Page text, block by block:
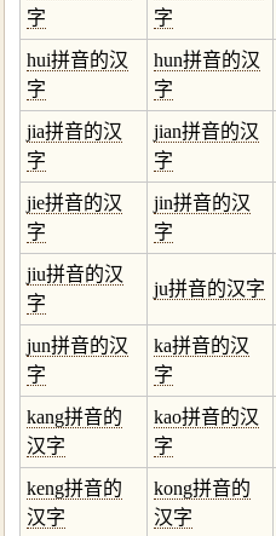
字
字
hui拼音的汉
字
hun拼音的汉
字
jia拼音的汉
字
jian拼音的汉
字
jie拼音的汉
字
jin拼音的汉
字
jiu拼音的汉
字
ju拼音的汉字
jun拼音的汉
字
ka拼音的汉
字
kang拼音的
汉字
kao拼音的汉
字
keng拼音的
汉字
kong拼音的
汉字